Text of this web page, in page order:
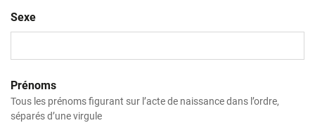
Sexe
Prénoms
Tous les prénoms figurant sur l’acte de naissance dans l’ordre,
séparés d’une virgule